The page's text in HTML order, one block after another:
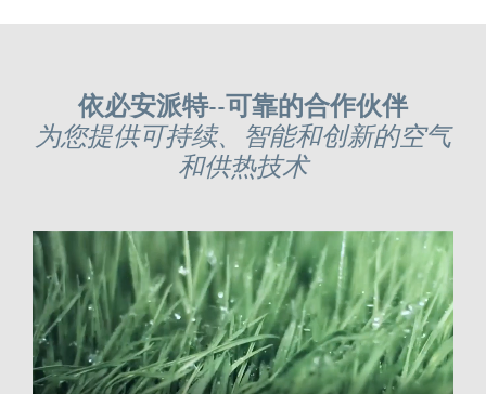
依必安派特--可靠的合作伙伴
为您提供可持续、智能和创新的空气
和供热技术